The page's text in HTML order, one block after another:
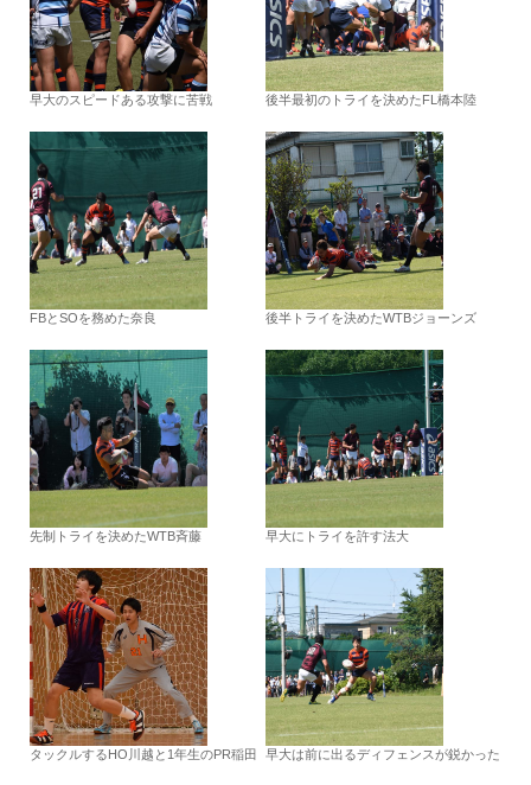
早大のスピードある攻撃に苦戦 後半最初のトライを決めたFL橋本陸
FBとSOを務めた奈良 後半トライを決めたWTBジョーンズ
先制トライを決めたWTB斉藤 早大にトライを許す法大
タックルするHO川越と1年生のPR稲田 早大は前に出るディフェンスが鋭かった